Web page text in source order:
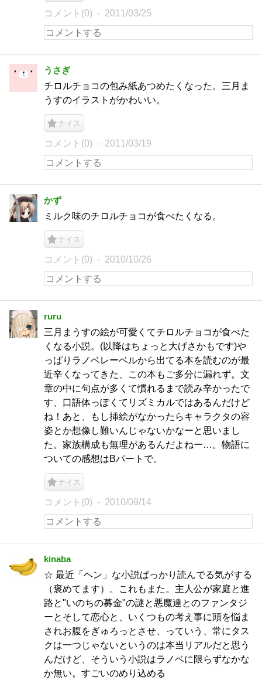
コメント(0) 2011/03/25
うさぎ
チロルチョコの包み紙あつめたくなった。三月ま
うすのイラストがかわいい。
ナイス
コメント(0) 2011/03/19
かず
ミルク味のチロルチョコが食べたくなる。
ナイス
コメント(0) 2010/10/26
ruru
三月まうすの絵が可愛くてチロルチョコが食べた
くなる小説。(以降はちょっと大げさかもです)や
っぱりラノベレーベルから出てる本を読むのが最
近辛くなってきた、この本もご多分に漏れず。文
章の中に句点が多くて慣れるまで読み辛かったで
す、口語体っぽくてリズミカルではあるんだけど
ね！あと、もし挿絵がなかったらキャラクタの容
姿とか想像し難いんじゃないかなーと思いまし
た。家族構成も無理があるんだよねー…。物語に
ついての感想はBパートで。
ナイス
コメント(0) 2010/09/14
kinaba
☆ 最近「ヘン」な小説ばっかり読んでる気がする
（褒めてます）。これもまた。主人公が家庭と進
路と"いのちの募金"の謎と悪魔達とのファンタジ
ーとそして恋心と、いくつもの考え事に頭を悩ま
されお腹をぎゅろっとさせ、っていう、常にタス
クは一つじゃないというのは本当リアルだと思う
んだけど、そういう小説はラノベに限らずなかな
か無い。すごいのめり込める